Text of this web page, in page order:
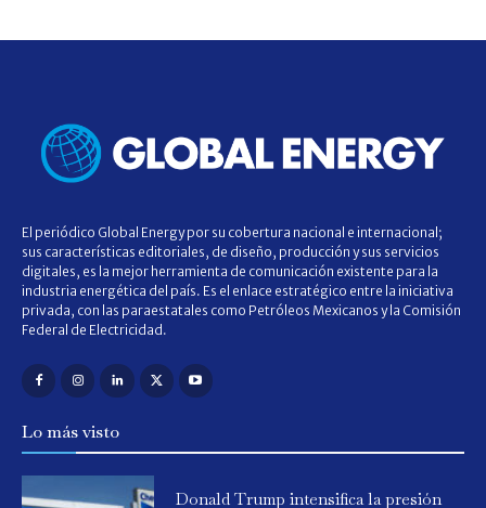
El periódico Global Energy por su cobertura nacional e internacional;
sus características editoriales, de diseño, producción y sus servicios
digitales, es la mejor herramienta de comunicación existente para la
industria energética del país. Es el enlace estratégico entre la iniciativa
privada, con las paraestatales como Petróleos Mexicanos y la Comisión
Federal de Electricidad.
Lo más visto
Donald Trump intensifica la presión